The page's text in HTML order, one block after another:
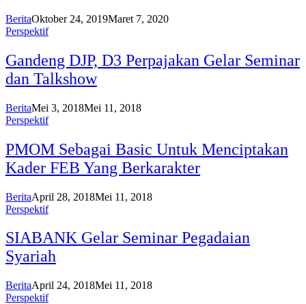
BeritaOktober 24, 2019Maret 7, 2020
Perspektif
Gandeng DJP, D3 Perpajakan Gelar Seminar
dan Talkshow
BeritaMei 3, 2018Mei 11, 2018
Perspektif
PMOM Sebagai Basic Untuk Menciptakan
Kader FEB Yang Berkarakter
BeritaApril 28, 2018Mei 11, 2018
Perspektif
SIABANK Gelar Seminar Pegadaian
Syariah
BeritaApril 24, 2018Mei 11, 2018
Perspektif